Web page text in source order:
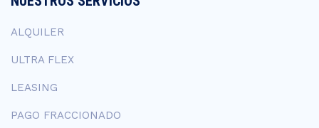
ALQUILER
ULTRA FLEX
LEASING
PAGO FRACCIONADO